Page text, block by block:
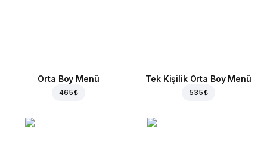
Orta Boy Menü
465 ₺
Tek Kişilik Orta Boy Menü
535 ₺